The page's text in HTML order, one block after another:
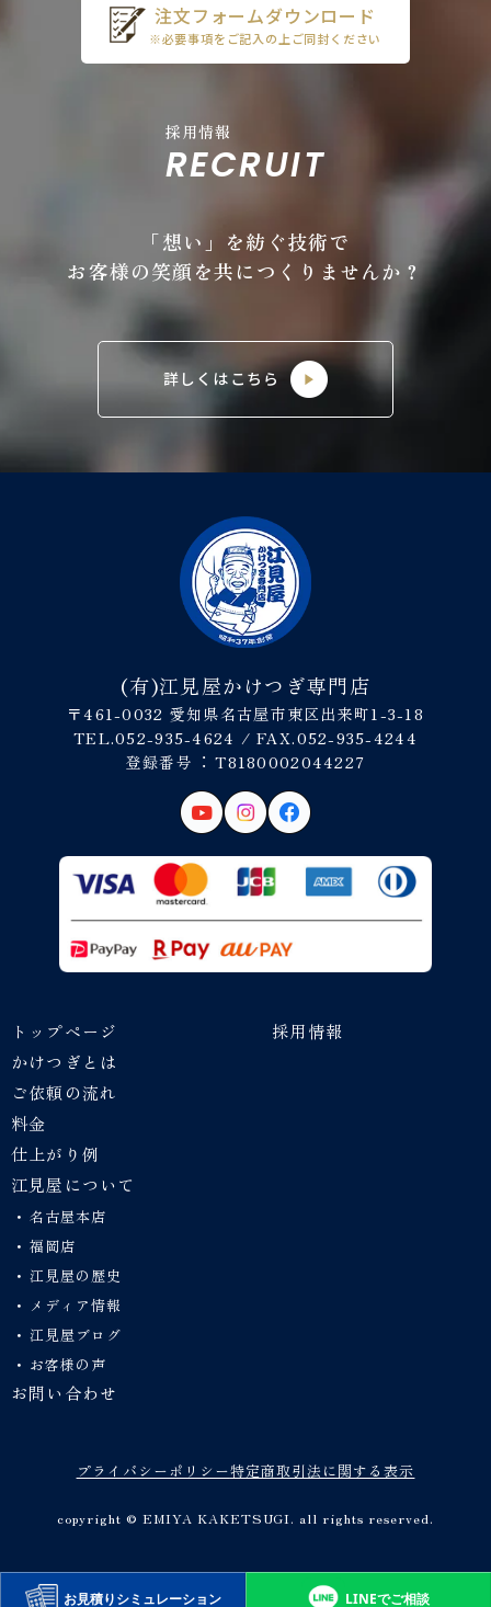
注文フォームダウンロード
※必要事項をご記入の上ご同封ください
採用情報
RECRUIT
「想い」を紡ぐ技術で
お客様の笑顔を共につくりませんか？
詳しくはこちら
(有)江見屋かけつぎ専門店
〒461-0032 愛知県名古屋市東区出来町1-3-18
TEL.052-935-4624 / FAX.052-935-4244
登録番号︓ T8180002044227
トップページ
かけつぎとは
ご依頼の流れ
料金
仕上がり例
江見屋について
名古屋本店
福岡店
江見屋の歴史
メディア情報
江見屋ブログ
お客様の声
お問い合わせ
採用情報
copyright © EMIYA KAKETSUGI. all rights reserved.
プライバシーポリシー特定商取引法に関する表示
お見積り シミュレーション LINEでご相談